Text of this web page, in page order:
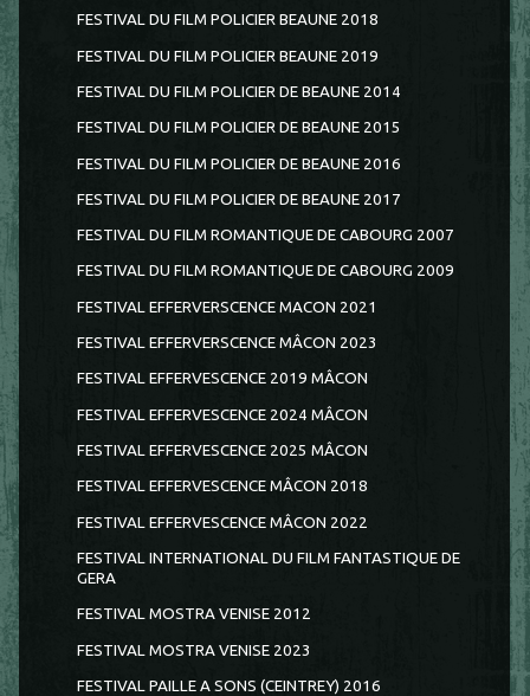
FESTIVAL DU FILM POLICIER BEAUNE 2018
FESTIVAL DU FILM POLICIER BEAUNE 2019
FESTIVAL DU FILM POLICIER DE BEAUNE 2014
FESTIVAL DU FILM POLICIER DE BEAUNE 2015
FESTIVAL DU FILM POLICIER DE BEAUNE 2016
FESTIVAL DU FILM POLICIER DE BEAUNE 2017
FESTIVAL DU FILM ROMANTIQUE DE CABOURG 2007
FESTIVAL DU FILM ROMANTIQUE DE CABOURG 2009
FESTIVAL EFFERVERSCENCE MACON 2021
FESTIVAL EFFERVERSCENCE MÂCON 2023
FESTIVAL EFFERVESCENCE 2019 MÂCON
FESTIVAL EFFERVESCENCE 2024 MÂCON
FESTIVAL EFFERVESCENCE 2025 MÂCON
FESTIVAL EFFERVESCENCE MÂCON 2018
FESTIVAL EFFERVESCENCE MÂCON 2022
FESTIVAL INTERNATIONAL DU FILM FANTASTIQUE DE
GERA
FESTIVAL MOSTRA VENISE 2012
FESTIVAL MOSTRA VENISE 2023
FESTIVAL PAILLE A SONS (CEINTREY) 2016